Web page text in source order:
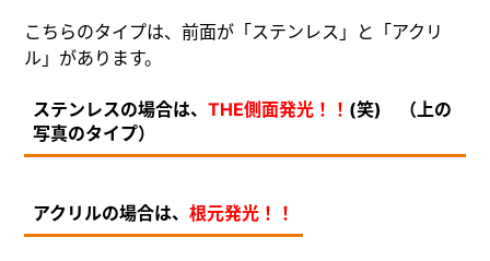
こちらのタイプは、前面が「ステンレス」と「アクリ
ル」があります。
ステンレスの場合は、THE側面発光！！ (笑) （上の
写真のタイプ）
アクリルの場合は、根元発光！！